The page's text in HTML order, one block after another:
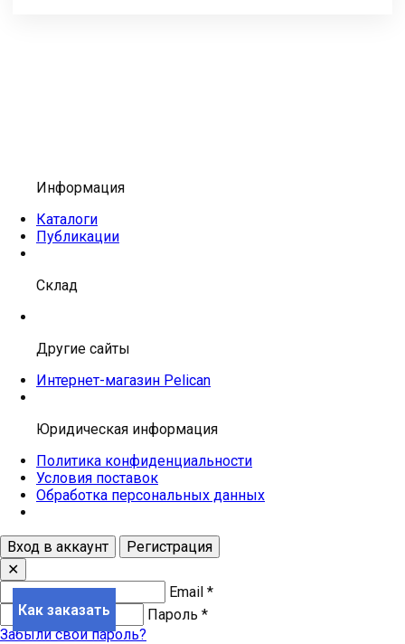
Как заказать
Информация
Каталоги
Публикации
Склад
Другие сайты
Интернет-магазин Pelican
Юридическая информация
Политика конфиденциальности
Условия поставок
Обработка персональных данных
Вход в аккаунт
Регистрация
✕
Email *
Пароль *
Забыли свой пароль?